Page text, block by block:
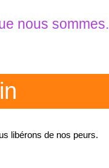
nous sommes.
libérons de nos peurs.